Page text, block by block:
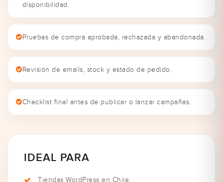
disponibilidad.
Pruebas de compra aprobada, rechazada y abandonada.
Revisión de emails, stock y estado de pedido.
Checklist final antes de publicar o lanzar campañas.
IDEAL PARA
Tiendas WordPress en Chile.